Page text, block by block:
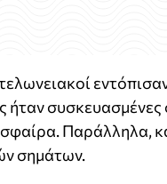
ήταν
σφαίρα. Παράλληλα,
σημάτων.